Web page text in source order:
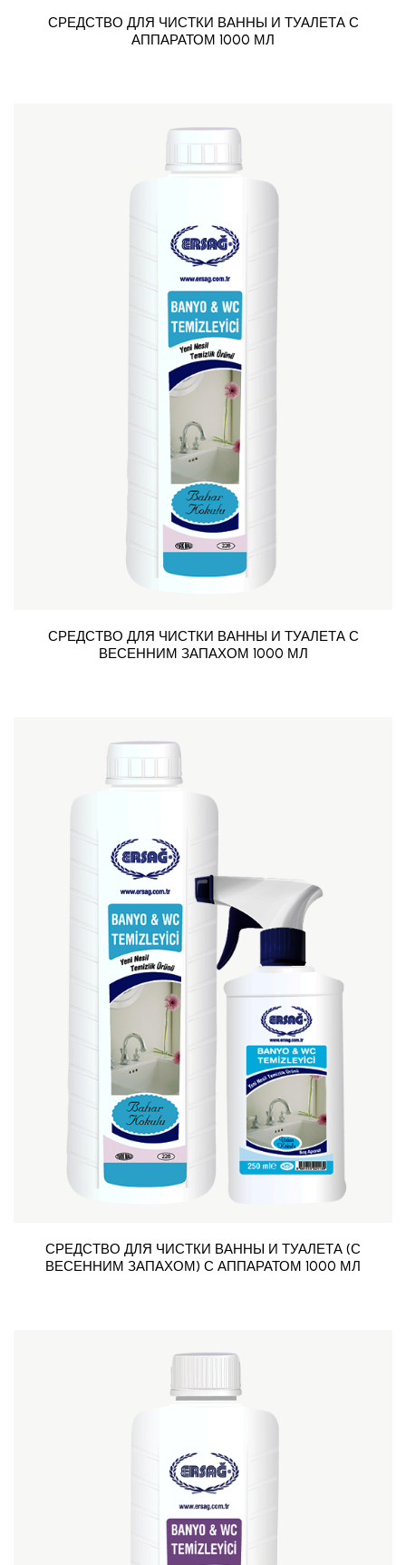
СРЕДСТВО ДЛЯ ЧИСТКИ ВАННЫ И ТУАЛЕТА С
АППАРАТОМ 1000 МЛ
СРЕДСТВО ДЛЯ ЧИСТКИ ВАННЫ И ТУАЛЕТА С
ВЕСЕННИМ ЗАПАХОМ 1000 МЛ
СРЕДСТВО ДЛЯ ЧИСТКИ ВАННЫ И ТУАЛЕТА (С
ВЕСЕННИМ ЗАПАХОМ) С АППАРАТОМ 1000 МЛ